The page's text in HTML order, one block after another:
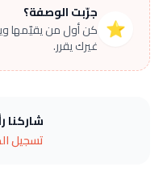
⭐
جرّبت الوصفة؟
كن أول من يقيّمها
غيرك يقرر.
شاركنا
تسجيل